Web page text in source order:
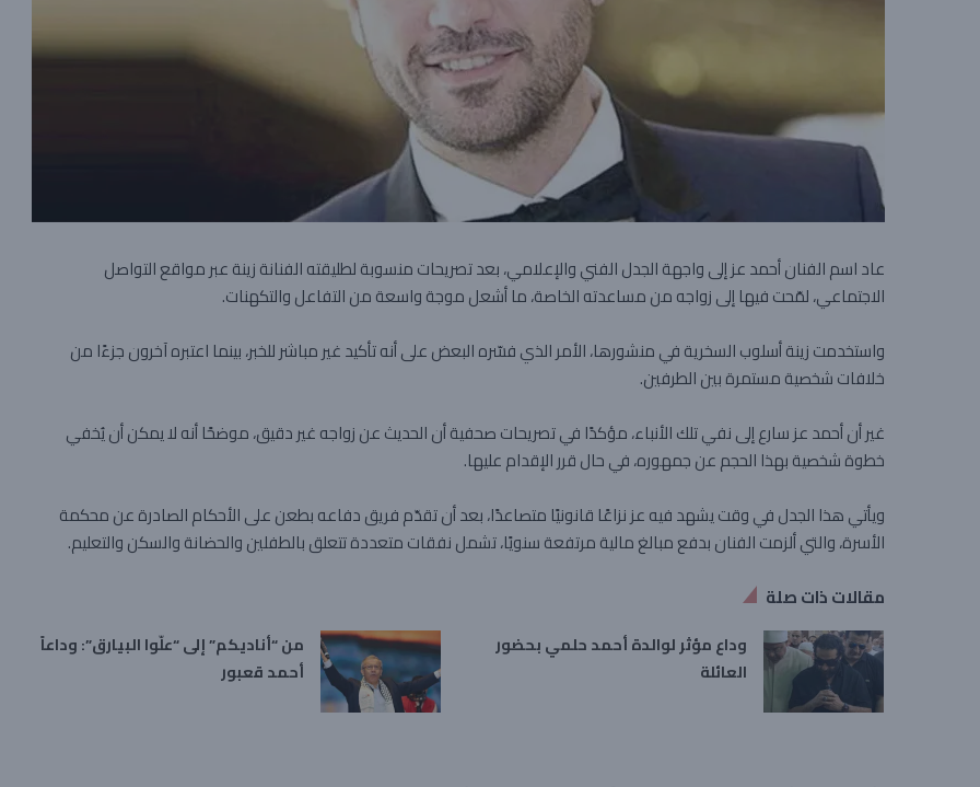
عاد اسم الفنان أحمد عز إلى واجهة الجدل الفني والإعلامي، بعد تصريحات منسوبة لطليقته الفنانة زينة عبر مواقع التواصل
الاجتماعي، لمّحت فيها إلى زواجه من مساعدته الخاصة، ما أشعل موجة واسعة من التفاعل والتكهنات.
واستخدمت زينة أسلوب السخرية في منشورها، الأمر الذي فسّره البعض على أنه تأكيد غير مباشر للخبر، بينما اعتبره آخرون جزءًا من
خلافات شخصية مستمرة بين الطرفين.
غير أن أحمد عز سارع إلى نفي تلك الأنباء، مؤكدًا في تصريحات صحفية أن الحديث عن زواجه غير دقيق، موضحًا أنه لا يمكن أن يُخفي
خطوة شخصية بهذا الحجم عن جمهوره، في حال قرر الإقدام عليها.
ويأتي هذا الجدل في وقت يشهد فيه عز نزاعًا قانونيًا متصاعدًا، بعد أن تقدّم فريق دفاعه بطعن على الأحكام الصادرة عن محكمة
الأسرة، والتي ألزمت الفنان بدفع مبالغ مالية مرتفعة سنويًا، تشمل نفقات متعددة تتعلق بالطفلين والحضانة والسكن والتعليم.
مقالات ذات صلة
وداع مؤثر لوالدة أحمد حلمي بحضور
العائلة
من “أناديكم” إلى “علّوا البيارق”: وداعاً
أحمد قعبور